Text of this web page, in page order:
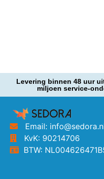
Levering binnen 48 uur
miljoen service-
Email:
KvK: 90214706
BTW: